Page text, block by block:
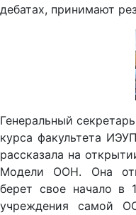
дебатах, принимают
Генеральный
курса факультета
рассказала на
Модели ООН. Она
берет свое начало в
учреждения самой